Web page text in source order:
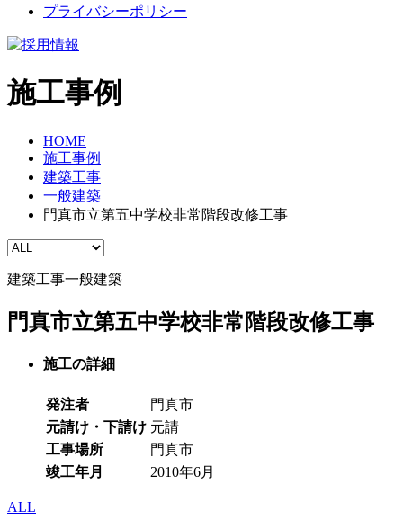
プライバシーポリシー
施工事例
HOME
施工事例
建築工事
一般建築
門真市立第五中学校非常階段改修工事
建築工事一般建築
門真市立第五中学校非常階段改修工事
施工の詳細
発注者
門真市
元請け・下請け 元請
工事場所
門真市
竣工年月
2010年6月
ALL